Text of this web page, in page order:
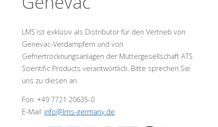
LMS ist exklusiv als Distributor für den Vertrieb von
Genevac-Verdampfern und von
Gefriertrocknungsanlagen der Muttergesellschaft ATS
Scientific Products verantwortlich. Bitte sprechen Sie
uns zu diesen an.
Fon: +49 7721 20635-0
E-Mail: info@lms-germany.de